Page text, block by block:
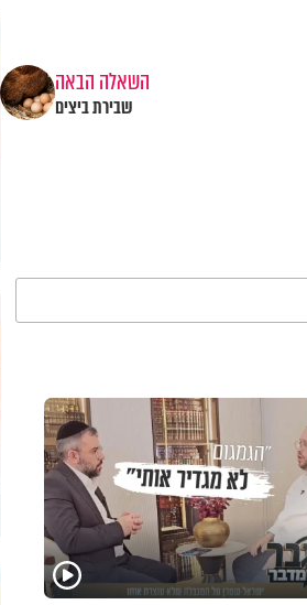
השאלה הבאה
שבירת ביצים